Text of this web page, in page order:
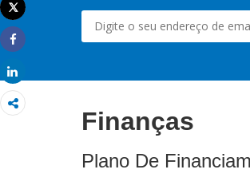
Imprimir
Tweet
Share
Finanças
Plano De